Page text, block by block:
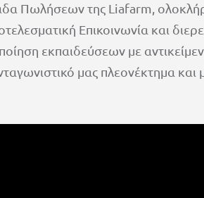
Πωλήσεων της Liafarm,
Επικοινωνία και
εκπαιδεύσεων με
μας πλεονέκτημα και